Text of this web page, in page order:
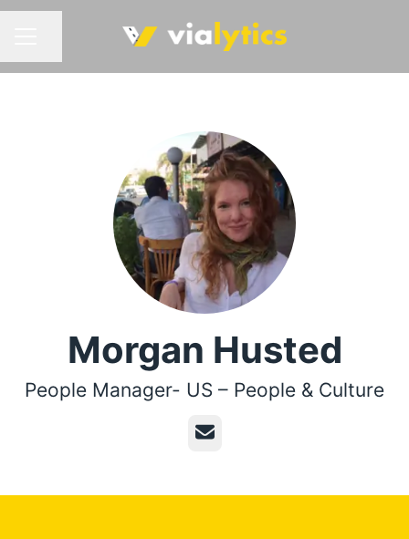
Morgan Husted
People Manager- US – People & Culture
E-Mail